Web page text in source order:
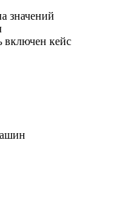
значений
включен кейс